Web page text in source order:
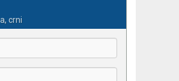
crni